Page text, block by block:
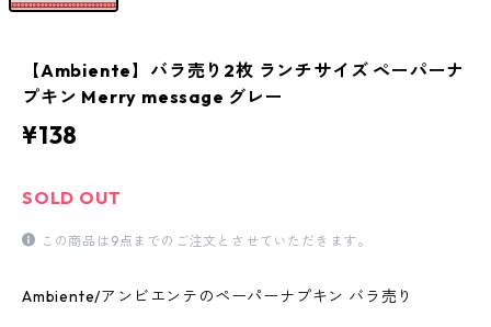
【Ambiente】バラ売り2枚 ランチサイズ ペーパーナ
プキン Merry message グレー
¥138
SOLD OUT
この商品は9点までのご注文とさせていただきます。
Ambiente/アンビエンテのペーパーナプキン バラ売り